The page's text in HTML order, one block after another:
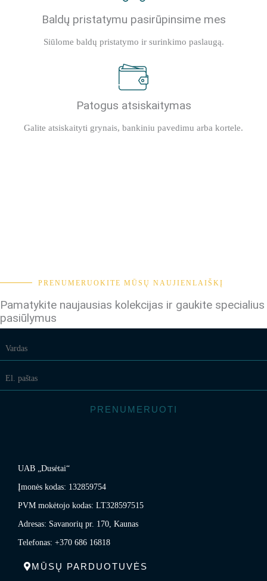
Baldų pristatymu pasirūpinsime mes
Siūlome baldų pristatymo ir surinkimo paslaugą.
Patogus atsiskaitymas
Galite atsiskaityti grynais, bankiniu pavedimu arba kortele.
PRENUMERUOKITE MŪSŲ NAUJIENLAIŠKĮ
Pamatykite naujausias kolekcijas ir gaukite specialius
pasiūlymus
PRENUMERUOTI
UAB „Dusėtai“
Įmonės kodas: 132859754
PVM mokėtojo kodas: LT328597515
Adresas: Savanorių pr. 170, Kaunas
Telefonas: +370 686 16818
MŪSŲ PARDUOTUVĖS